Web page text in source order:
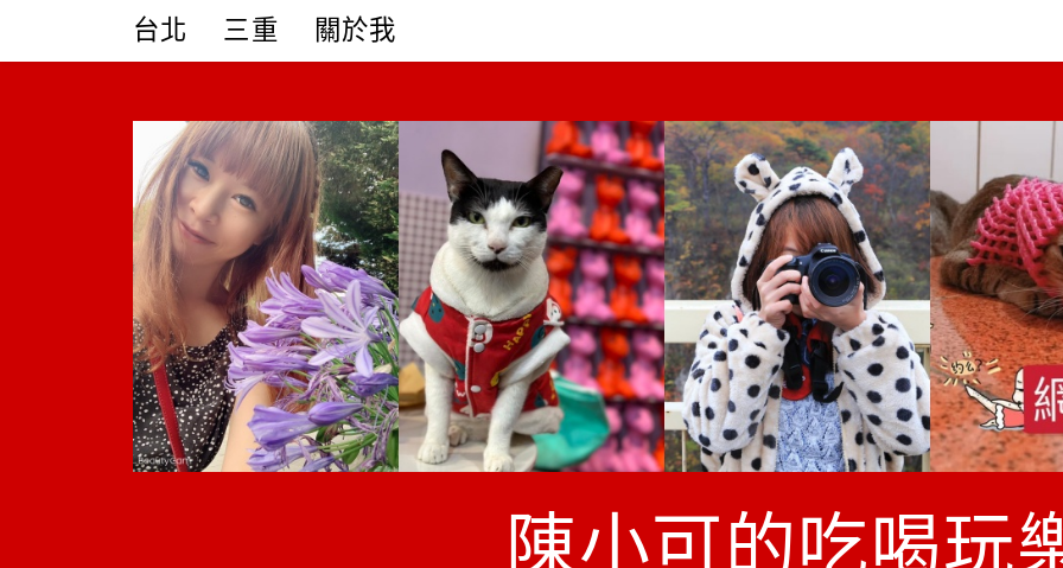
台北 三重 關於我
陳小可的吃喝玩